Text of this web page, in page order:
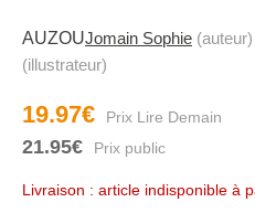
AUZOUJomain Sophie (auteur)
(illustrateur)
19.97€
21.95€
Livraison : article indisponible à